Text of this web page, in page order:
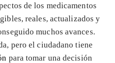
de los medicamentos
reales, actualizados y
muchos avances.
pero el ciudadano tiene
para tomar una decisión